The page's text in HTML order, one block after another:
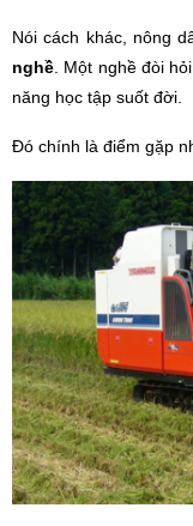
Nói cách khác, nông
nghề. Một nghề đòi
năng học tập suốt đời.
Đó chính là điểm gặp